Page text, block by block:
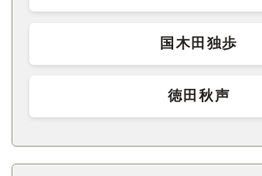
国木田独歩
徳田秋声